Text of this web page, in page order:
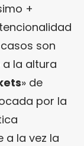
+
son
la altura
» de
por la
a la vez la